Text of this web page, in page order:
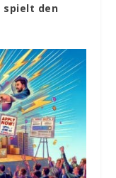
spielt den